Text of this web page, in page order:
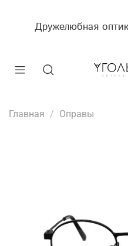
Дружелюбная
Главная Оправы